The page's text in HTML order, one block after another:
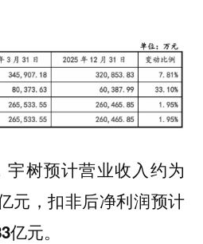
树预计营业收入约为
元，扣非后净利润预计
元。